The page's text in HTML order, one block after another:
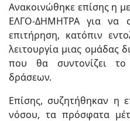
Ανακοινώθηκε επίσης η
ΕΛΓΟ-ΔΗΜΗΤΡΑ για να
επιτήρηση, κατόπιν
λειτουργία μιας ομάδας
που θα συντονίζει
δράσεων.
Επίσης, συζητήθηκαν η
νόσου, τα πρόσφατα